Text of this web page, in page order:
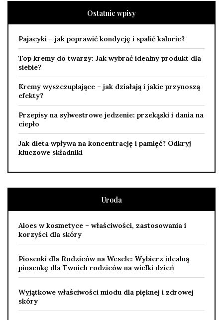
Ostatnie wpisy
Pajacyki – jak poprawić kondycję i spalić kalorie?
Top kremy do twarzy: Jak wybrać idealny produkt dla
siebie?
Kremy wyszczuplające – jak działają i jakie przynoszą
efekty?
Przepisy na sylwestrowe jedzenie: przekąski i dania na
ciepło
Jak dieta wpływa na koncentrację i pamięć? Odkryj
kluczowe składniki
Uroda
Aloes w kosmetyce – właściwości, zastosowania i
korzyści dla skóry
Piosenki dla Rodziców na Wesele: Wybierz idealną
piosenkę dla Twoich rodziców na wielki dzień
Wyjątkowe właściwości miodu dla pięknej i zdrowej
skóry